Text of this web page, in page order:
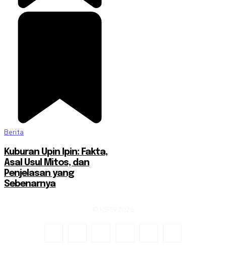
Berita
Kuburan Upin Ipin: Fakta,
Asal Usul Mitos, dan
Penjelasan yang
Sebenarnya